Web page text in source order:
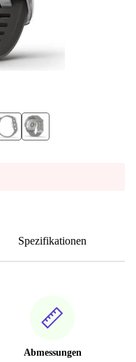
Spezifikationen
Abmessungen